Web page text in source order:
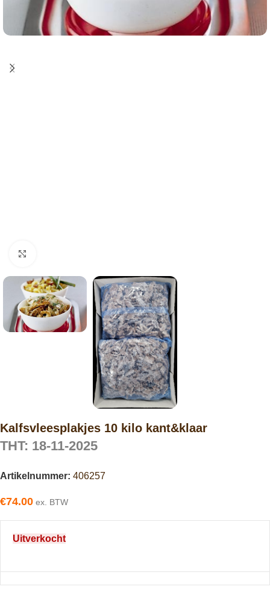
Kalfsvleesplakjes 10 kilo kant&klaar
THT: 18-11-2025
Artikelnummer: 406257
€74.00 ex. BTW
Uitverkocht